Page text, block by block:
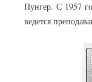
Пунгер. С 1957
ведется